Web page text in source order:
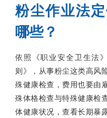
粉尘作业法
哪些？
依照《职业安全卫生法
则》，从事粉尘这类高风
殊健康检查，费用也要由
殊体格检查与特殊健康检
体健康状况，查看长期暴